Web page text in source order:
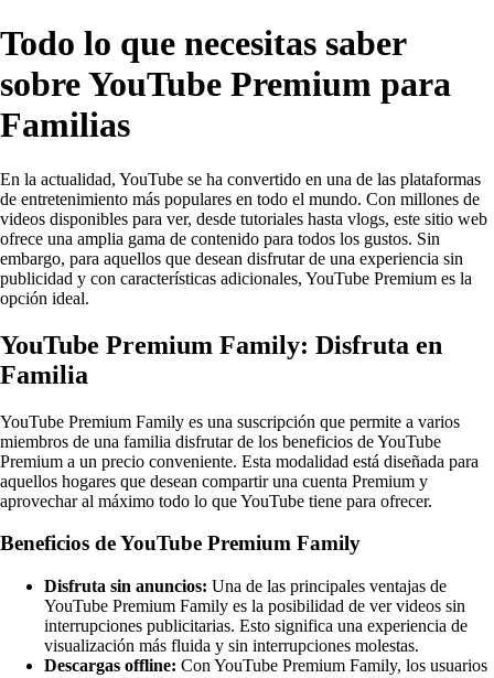
Todo lo que necesitas saber
sobre YouTube Premium para
Familias
En la actualidad, YouTube se ha convertido en una de las plataformas
de entretenimiento más populares en todo el mundo. Con millones de
videos disponibles para ver, desde tutoriales hasta vlogs, este sitio web
ofrece una amplia gama de contenido para todos los gustos. Sin
embargo, para aquellos que desean disfrutar de una experiencia sin
publicidad y con características adicionales, YouTube Premium es la
opción ideal.
YouTube Premium Family: Disfruta en
Familia
YouTube Premium Family es una suscripción que permite a varios
miembros de una familia disfrutar de los beneficios de YouTube
Premium a un precio conveniente. Esta modalidad está diseñada para
aquellos hogares que desean compartir una cuenta Premium y
aprovechar al máximo todo lo que YouTube tiene para ofrecer.
Beneficios de YouTube Premium Family
Disfruta sin anuncios: Una de las principales ventajas de
YouTube Premium Family es la posibilidad de ver videos sin
interrupciones publicitarias. Esto significa una experiencia de
visualización más fluida y sin interrupciones molestas.
Descargas offline: Con YouTube Premium Family, los usuarios